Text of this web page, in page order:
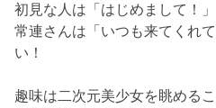
初見な人は「はじめまして！」
常連さんは「いつも来てくれ
い！
趣味は二次元美少女を眺めるこ